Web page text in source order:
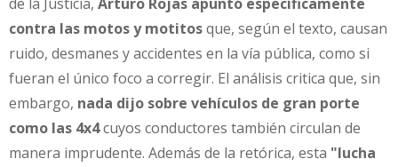
contra las motos y motitosque, según el texto, causan
ruido, desmanes y accidentes en la vía pública, como si
fueran el único foco a corregir. El análisis critica que, sin
embargo, nada dijo sobre vehículos de gran porte
como las 4x4cuyos conductores también circulan de
manera imprudente. Además de la retórica, esta "lucha